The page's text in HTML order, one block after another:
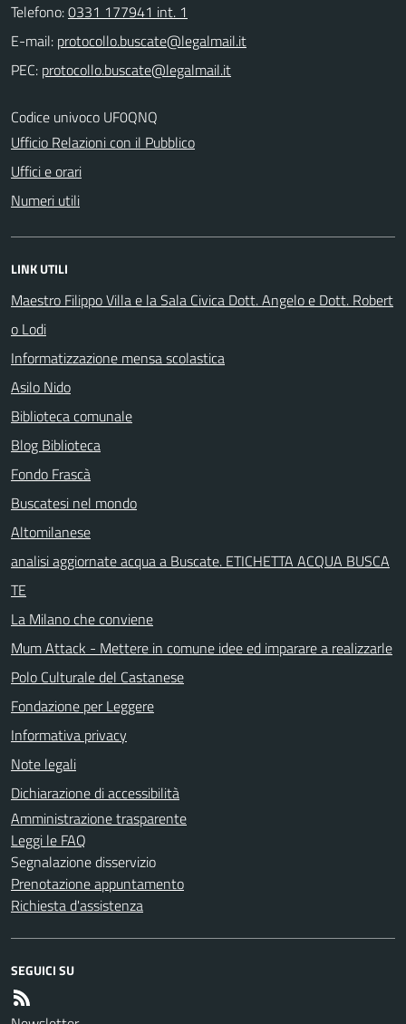
Telefono:0331 177941 int. 1
E-mail:
PEC:
Codice univoco UF0QNQ
Ufficio Relazioni con il Pubblico
Uffici e orari
Numeri utili
LINK UTILI
Maestro Filippo Villa e la Sala Civica Dott. Angelo e Dott. Robert
o Lodi
Informatizzazione mensa scolastica
Asilo Nido
Biblioteca comunale
Blog Biblioteca
Fondo Frascà
Buscatesi nel mondo
Altomilanese
analisi aggiornate acqua a Buscate. ETICHETTA ACQUA BUSCA
TE
La Milano che conviene
Mum Attack - Mettere in comune idee ed imparare a realizzarle
Polo Culturale del Castanese
Fondazione per Leggere
Informativa privacy
Note legali
Dichiarazione di accessibilità
Amministrazione trasparente
Leggi le FAQ
Segnalazione disservizio
Prenotazione appuntamento
Richiesta d'assistenza
SEGUICI SU